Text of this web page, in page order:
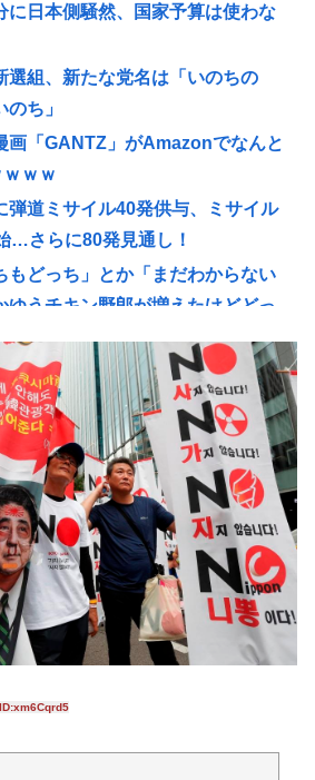
に日本側騒然、国家予算は使わな
選組、新たな党名は「いのちの
ち」
画「GANTZ」がAmazonでなんと
ｗｗ
弾道ミサイル40発供与、ミサイル
…さらに80発見通し！
もどっち」とか「まだわからない
ゆうチキン野郎が増えたけどどっ
ω・`)
熊本地震直撃やばすぎwww
事をめぐる妻の不満に「言ってく
」になるみ「バイトやったらクビ
り込む | バイトちゃうやろ
ンを考えてるんだが！脱毛モメ
す56す56す56す56すコロスコロス
の過去
、なんと74ヶ月連続で景気回復し
意があったんです。本当です。
まった…大丈夫大丈夫落ち着け」
ID:xm6Cqrd5